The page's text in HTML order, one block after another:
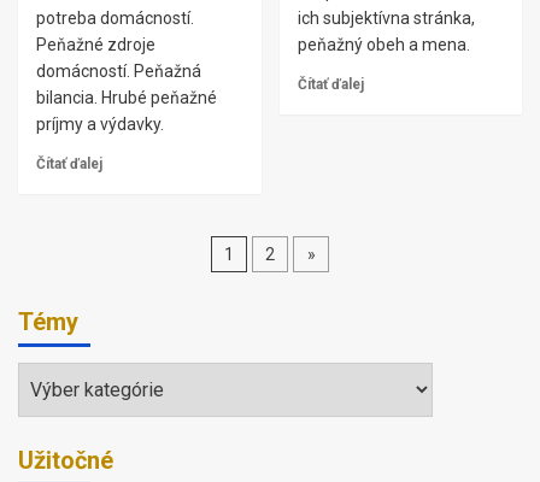
potreba domácností.
Peňažné zdroje
domácností. Peňažná
bilancia. Hrubé peňažné
príjmy a výdavky.
Čítať ďalej
ich subjektívna stránka,
peňažný obeh a mena.
Čítať ďalej
Stránkovanie
1 2 »
Témy
Témy
Užitočné